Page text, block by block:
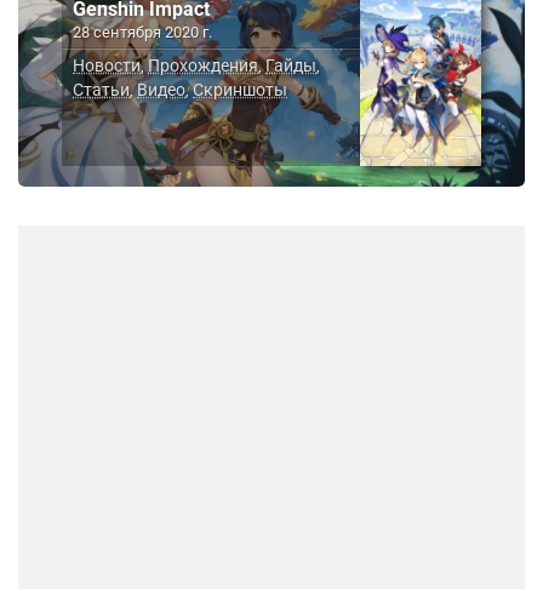
Genshin Impact
28 сентября 2020 г.
Новости,Прохождения,Гайды,
Статьи ,Видео,Скриншоты